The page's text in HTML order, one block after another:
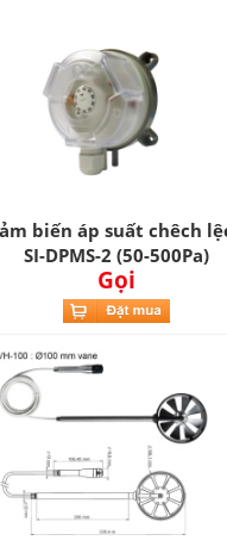
biến áp suất chêch
SI-DPMS-2 (50-500Pa)
Gọi